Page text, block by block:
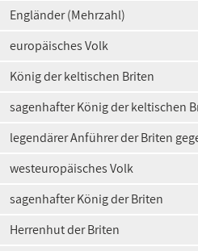
Engländer (Mehrzahl)
europäisches Volk
König der keltischen Briten
sagenhafter König der keltischen
legendärer Anführer der Briten
westeuropäisches Volk
sagenhafter König der Briten
Herrenhut der Briten